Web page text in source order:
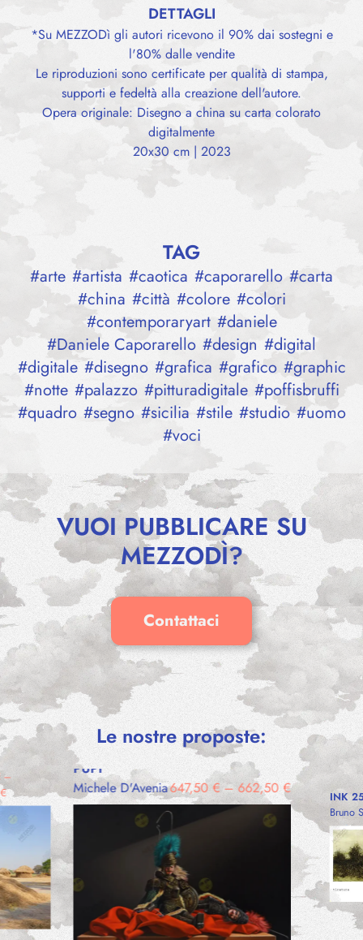
DETTAGLI
*Su MEZZODì gli autori ricevono il 90% dai sostegni e
l'80% dalle vendite
Le riproduzioni sono certificate per qualità di stampa,
supporti e fedeltà alla creazione dell'autore.
Opera originale: Disegno a china su carta colorato
digitalmente
20x30 cm | 2023
TAG
#arte #artista #caotica #caporarello #carta
#china #città #colore #colori
#contemporaryart #daniele
#Daniele Caporarello #design #digital
#digitale #disegno #grafica #grafico #graphic
#notte #palazzo #pitturadigitale #poffisbruffi
#quadro #segno #sicilia #stile #studio #uomo
#voci
VUOI PUBBLICARE SU
MEZZODÌ?
Contattaci
Le nostre proposte:
PUPI
Michele D'Avenia647,50€ – 662,50€ INK
Bruno
–
€